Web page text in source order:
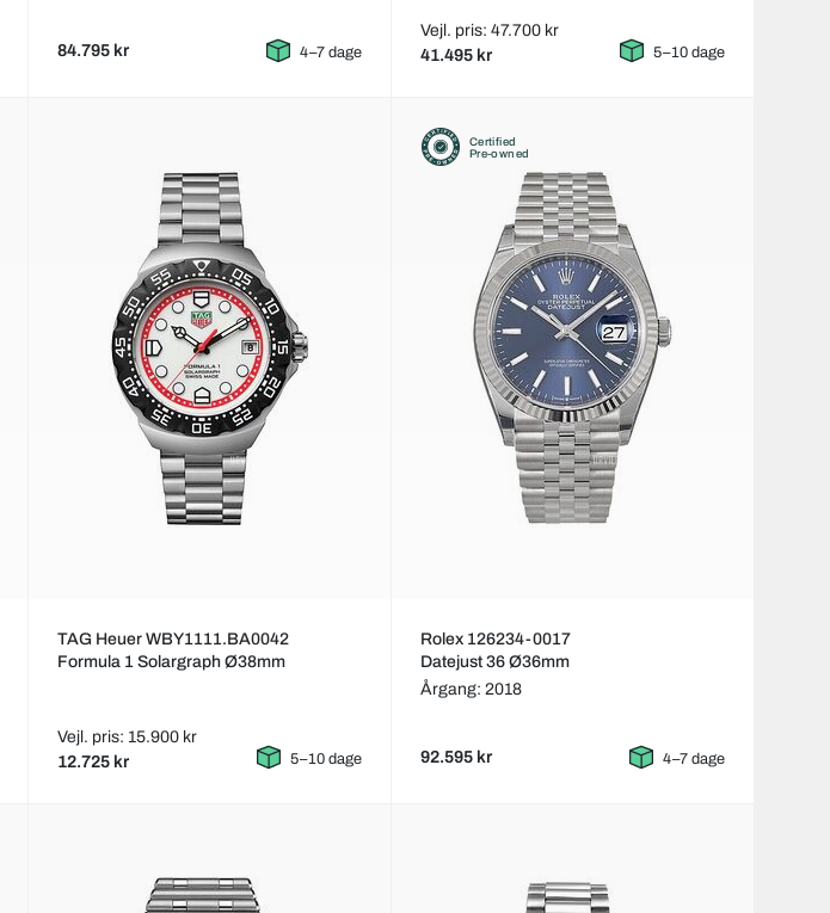
84.795 kr 4–7 dage
Vejl. pris: 47.700 kr
41.495 kr 5–10 dage
TAG Heuer WBY1111.BA0042
Formula 1 Solargraph Ø38mm
Vejl. pris: 15.900 kr
12.725 kr 5–10 dage
Certified
Pre-owned
Rolex 126234-0017
Datejust 36 Ø36mm
Årgang: 2018
92.595 kr 4–7 dage